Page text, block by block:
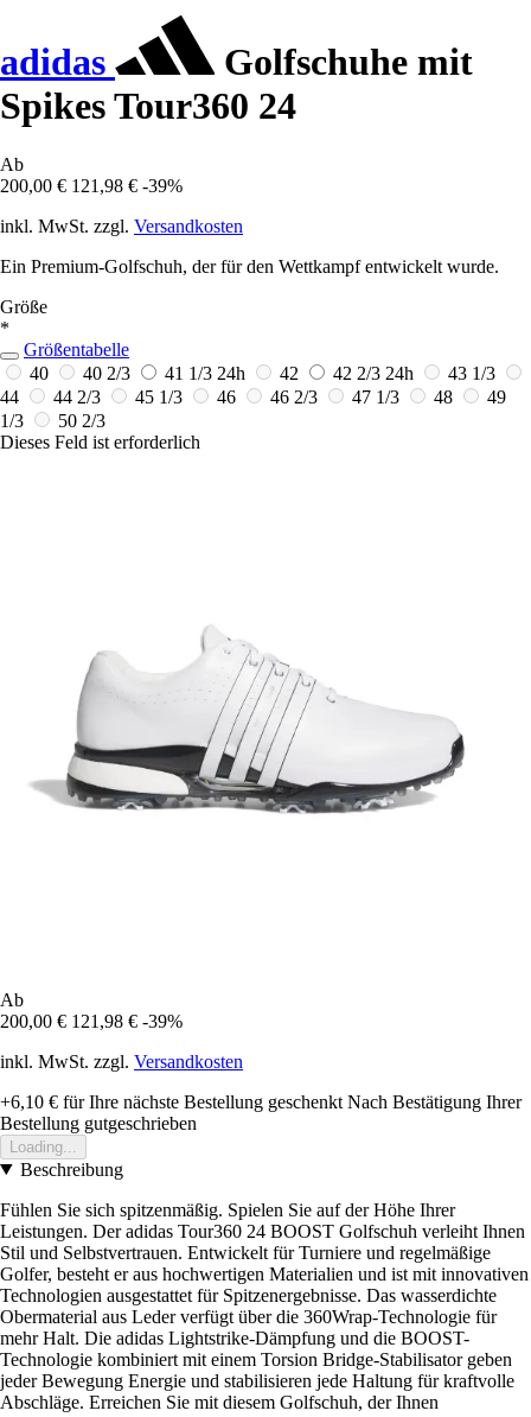
adidas
Golfschuhe mit
Spikes Tour360 24
Ab
200,00 € 121,98 € -39%
inkl. MwSt. zzgl. Versandkosten
Ein Premium-Golfschuh, der für den Wettkampf entwickelt wurde.
Größe
*
Größentabelle
40
40 2/3 41 1/3 24h 42 42 2/3 24h
43 1/3
44
44 2/3 45 1/3 46 46 2/3 47 1/3 48
49
1/3
50 2/3
Dieses Feld ist erforderlich
Ab
200,00 € 121,98 € -39%
inkl. MwSt. zzgl. Versandkosten
+6,10 € für Ihre nächste Bestellung geschenkt Nach Bestätigung Ihrer
Bestellung gutgeschrieben
Loading...
Beschreibung
Fühlen Sie sich spitzenmäßig. Spielen Sie auf der Höhe Ihrer
Leistungen. Der adidas Tour360 24 BOOST Golfschuh verleiht Ihnen
Stil und Selbstvertrauen. Entwickelt für Turniere und regelmäßige
Golfer, besteht er aus hochwertigen Materialien und ist mit innovativen
Technologien ausgestattet für Spitzenergebnisse. Das wasserdichte
Obermaterial aus Leder verfügt über die 360Wrap-Technologie für
mehr Halt. Die adidas Lightstrike-Dämpfung und die BOOST-
Technologie kombiniert mit einem Torsion Bridge-Stabilisator geben
jeder Bewegung Energie und stabilisieren jede Haltung für kraftvolle
Abschläge. Erreichen Sie mit diesem Golfschuh, der Ihnen